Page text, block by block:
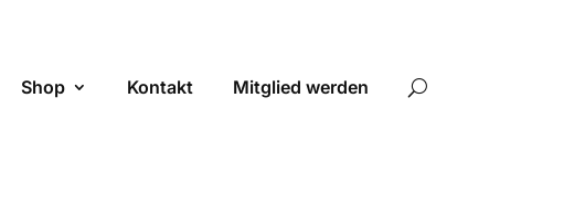
Shop Kontakt Mitglied werden